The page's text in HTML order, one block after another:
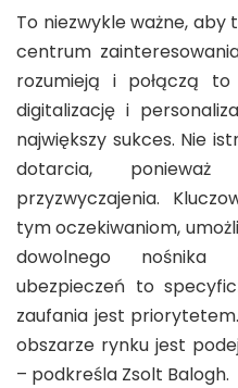
To niezwykle ważne,
centrum
rozumieją i połączą
digitalizację i
największy sukces. Nie
dotarcia,
przyzwyczajenia.
tym oczekiwaniom,
dowolnego
ubezpieczeń to
zaufania jest
obszarze rynku jest
– podkreśla Zsolt Balogh.